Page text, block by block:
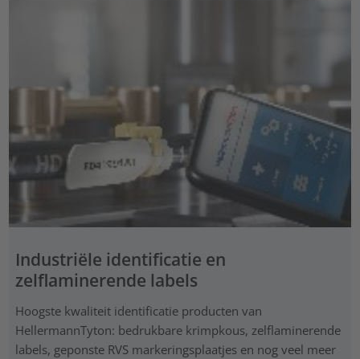
Industriële identificatie en
zelflaminerende labels
Hoogste kwaliteit identificatie producten van
HellermannTyton: bedrukbare krimpkous, zelflaminerende
labels, geponste RVS markeringsplaatjes en nog veel meer